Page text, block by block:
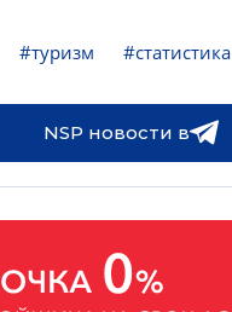
#туризм #статистика
NSP новости в